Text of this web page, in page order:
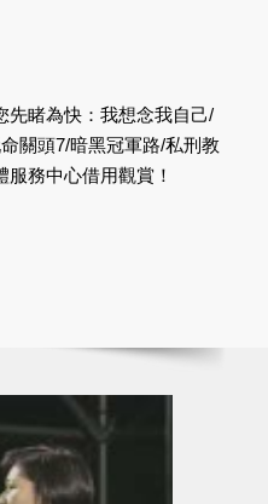
先睹為快：我想念我自己/
關頭7/暗黑冠軍路/私刑教
務中心借用觀賞！